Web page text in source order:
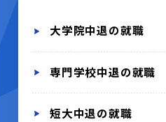
大学院中退の就職
専門学校中退の就職
短大中退の就職